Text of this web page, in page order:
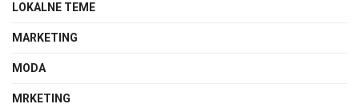
LOKALNE TEME
MARKETING
MODA
MRKETING